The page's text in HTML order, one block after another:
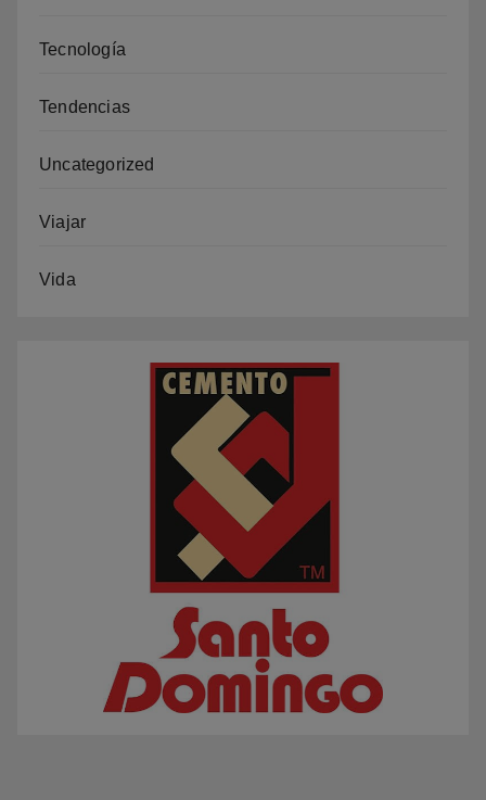
Tecnología
Tendencias
Uncategorized
Viajar
Vida